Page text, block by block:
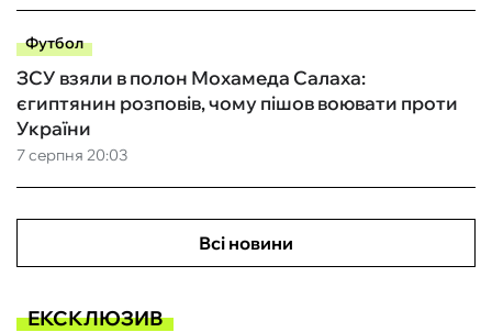
Футбол
7 серпня 20:03
ЗСУ взяли в полон Мохамеда Салаха:
єгиптянин розповів, чому пішов воювати проти
України
Всі новини
ЕКСКЛЮЗИВ